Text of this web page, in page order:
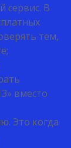
сервис. В
тем,
вместо
Это когда